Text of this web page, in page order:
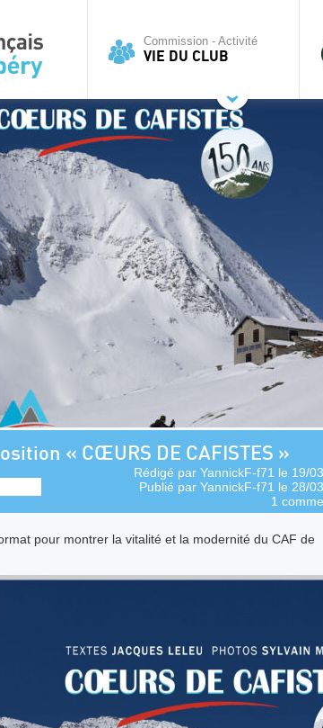
Commission - Activité
VIE DU CLUB
« CŒURS DE CAFISTES »
Rédigé par YannickF-f71 le 19/
Publié par YannickF-f71 le 28/
1
pour montrer la vitalité et la modernité du CAF de